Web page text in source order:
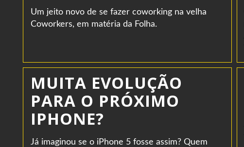
Um jeito novo de se fazer coworking na velha
Coworkers, em matéria da Folha.
MUITA EVOLUÇÃO
PARA O PRÓXIMO
IPHONE?
Já imaginou se o iPhone 5 fosse assim? Quem